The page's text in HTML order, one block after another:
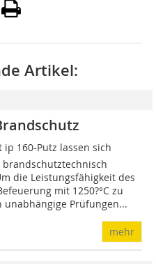
Artikel:
ip 160-Putz lassen sich
die Leistungsfähigkeit des
mit 1250?°C zu
unabhängige Prüfungen...
mehr